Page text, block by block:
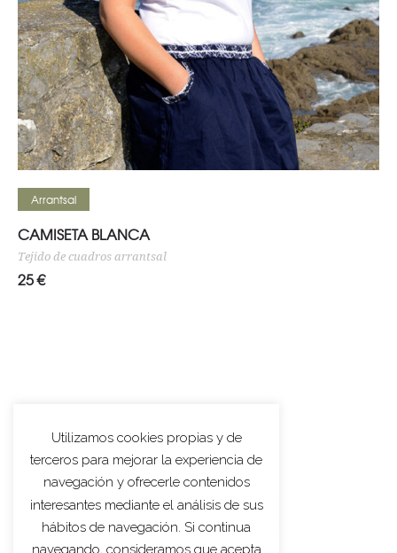
Seleccionar opciones
Arrantsal
CAMISETA BLANCA
Tejido de cuadros arrantsal
25€
Utilizamos cookies propias y de
terceros para mejorar la experiencia de
navegación y ofrecerle contenidos
interesantes mediante el análisis de sus
hábitos de navegación. Si continua
navegando, consideramos que acepta